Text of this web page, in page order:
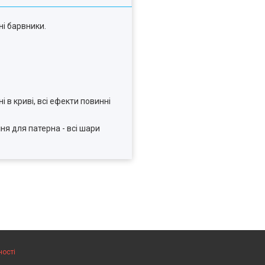
барвники.
криві, всі ефекти повинні
для патерна - всі шари